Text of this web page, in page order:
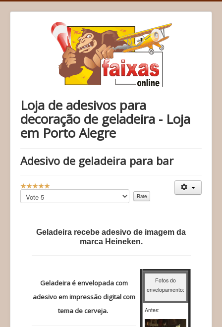
Loja de adesivos para
decoração de geladeira - Loja
em Porto Alegre
Adesivo de geladeira para bar
U
s
e
Please
Rate
Geladeira recebe adesivo de imagem da
marca Heineken.
Geladeira é envelopada com
adesivo em impressão digital com
tema de cerveja.
Fotos do
envelopamento:
Antes: